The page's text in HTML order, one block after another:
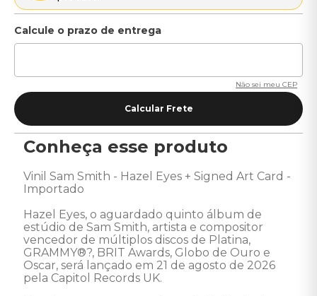
Não sei meu CEP
Conheça esse produto
Vinil Sam Smith - Hazel Eyes + Signed Art Card -
Importado
Hazel Eyes, o aguardado quinto álbum de
estúdio de Sam Smith, artista e compositor
vencedor de múltiplos discos de Platina,
GRAMMY®?, BRIT Awards, Globo de Ouro e
Oscar, será lançado em 21 de agosto de 2026
pela Capitol Records UK.